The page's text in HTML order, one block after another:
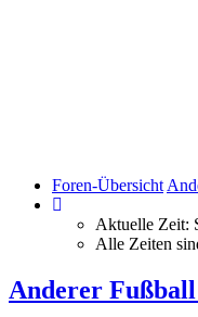
Foren-Übersicht
Aktuelle Zeit:
Alle Zeiten
Anderer